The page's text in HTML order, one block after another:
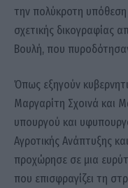
την πολύκροτη
σχετικής δικογραφίας
Βουλή, που
Όπως εξηγούν
Μαργαρίτη Σχοινά και
υπουργού και
Αγροτικής Ανάπτυξης
προχώρησε σε μια
που επισφραγίζει τη